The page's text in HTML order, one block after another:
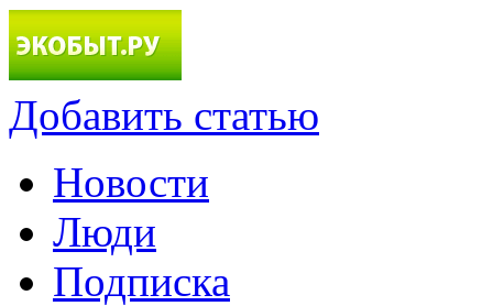
Добавить статью
Новости
Люди
Подписка